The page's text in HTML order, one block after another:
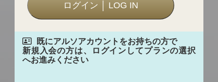
既にアルソアカウントをお持ちの方で
新規入会の方は、ログインしてプランの選択
へお進みください